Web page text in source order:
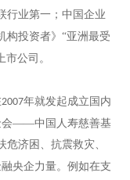
行业第一；中国企业
构投资者》“亚洲最受
公司。
2007年就发起成立国内
会——中国人寿慈善基
危济困、抗震救灾、
央企力量。例如在支